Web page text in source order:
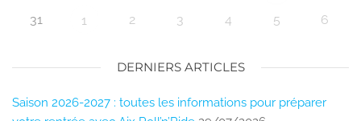
31
1 2 3 4 5 6
DERNIERS ARTICLES
Saison 2026-2027 : toutes les informations pour préparer